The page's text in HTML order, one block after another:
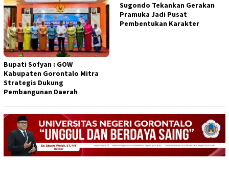
Bupati Sofyan : GOW
Kabupaten Gorontalo Mitra
Strategis Dukung
Pembangunan Daerah
Sugondo Tekankan Gerakan
Pramuka Jadi Pusat
Pembentukan Karakter